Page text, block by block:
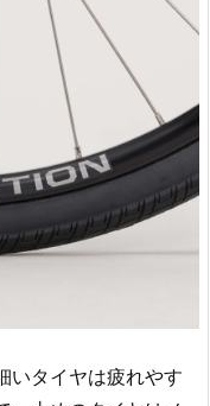
いタイヤは疲れやす